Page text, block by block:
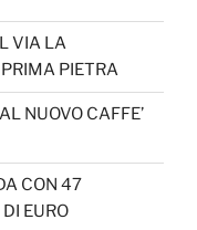
VIA LA
PIETRA
NUOVO CAFFE’
CON 47
EURO